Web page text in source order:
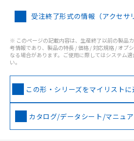
受注終了形式の情報（アクセサ
※ このページの記載内容は、生産終了以前の製品
考情報であり、製品の特長 / 価格 / 対応規格 / オプ
なる場合があります。ご使用に際してはシステム
い。
この形・シリーズをマイリストに
カタログ/データシート/マニュ